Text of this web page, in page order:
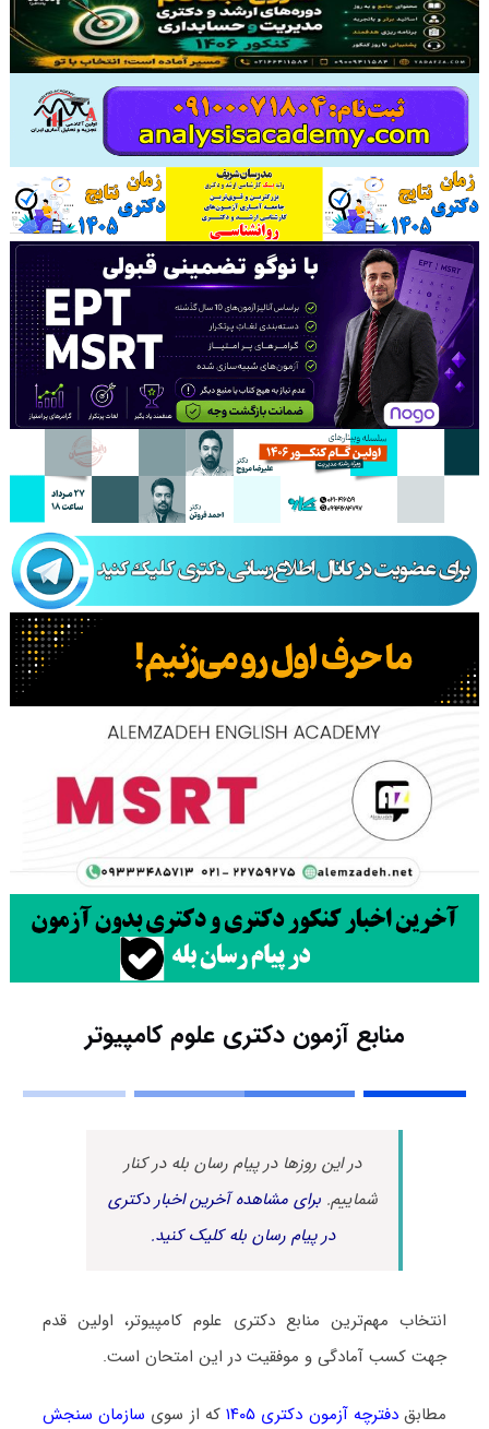
منابع آزمون دکتری علوم کامپیوتر
در این روزها در پیام رسان بله در کنار
شماییم.برای مشاهده آخرین اخبار دکتری
در پیام رسان بله کلیک کنید.
انتخاب مهم‌ترین منابع دکتری علوم کامپیوتر، اولین قدم
جهت کسب آمادگی و موفقیت در این امتحان است.
مطابقدفترچه آزمون دکتری ۱۴۰۵ که از سوی سازمان سنجش